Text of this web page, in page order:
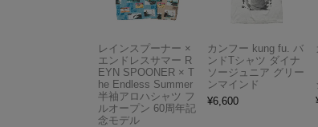
レインスプーナー ×
エンドレスサマー R
EYN SPOONER × T
he Endless Summer
半袖アロハシャツ フ
ルオープン 60周年記
念モデル
カンフー kung fu. バ
ンドTシャツ ダイナ
ソージュニア グリー
ンマインド
¥6,600